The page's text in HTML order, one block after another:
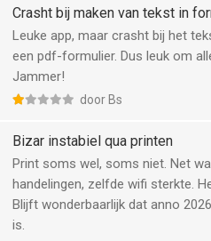
Crasht bij maken van tekst in
Leuke app, maar crasht bij het
een pdf-formulier. Dus leuk om
Jammer!
door Bs
Bizar instabiel qua printen
Print soms wel, soms niet. Net
handelingen, zelfde wifi sterkte.
Blijft wonderbaarlijk dat anno
is.